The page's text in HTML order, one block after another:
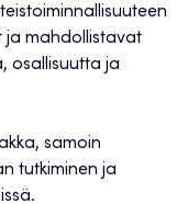
ja mahdollistavat
osallisuutta ja
samoin
tutkiminen ja